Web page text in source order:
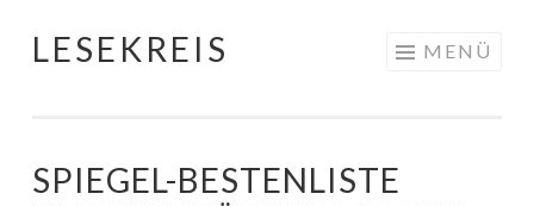
Springe
LESEKREIS MENÜ
SPIEGEL-BESTENLISTE